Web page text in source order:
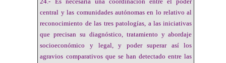
central y las comunidades autónomas en lo relativo al
reconocimiento de las tres patologías, a las iniciativas
que precisan su diagnóstico, tratamiento y abordaje
socioeconómico y legal, y poder superar así los
agravios comparativos que se han detectado entre las